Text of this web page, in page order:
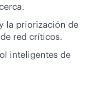
la priorización de
red críticos.
inteligentes de